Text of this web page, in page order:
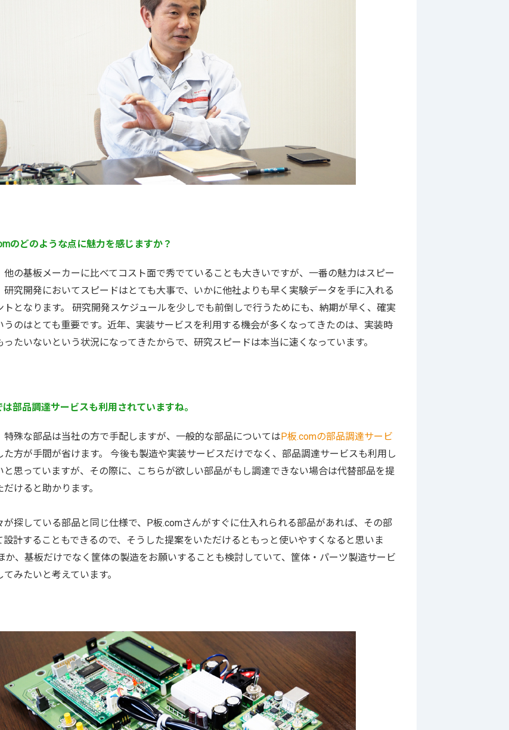
のどのような点に魅力を感じますか？
他の基板メーカーに比べてコスト面で秀でていることも大きいですが、一番の魅力はスピー
研究開発においてスピードはとても大事で、いかに他社よりも早く実験データを手に入れる
トとなります。 研究開発スケジュールを少しでも前倒しで行うためにも、納期が早く、確実
うのはとても重要です。近年、実装サービスを利用する機会が多くなってきたのは、実装時
ったいないという状況になってきたからで、研究スピードは本当に速くなっています。
は部品調達サービスも利用されていますね。
特殊な部品は当社の方で手配しますが、一般的な部品については P板.comの部品調達サービ
た方が手間が省けます。 今後も製造や実装サービスだけでなく、部品調達サービスも利用し
と思っていますが、その際に、こちらが欲しい部品がもし調達できない場合は代替部品を提
けると助かります。
が探している部品と同じ仕様で、P板.comさんがすぐに仕入れられる部品があれば、その部
設計することもできるので、そうした提案をいただけるともっと使いやすくなると思いま
か、基板だけでなく筐体の製造をお願いすることも検討していて、筐体・パーツ製造サービ
みたいと考えています。